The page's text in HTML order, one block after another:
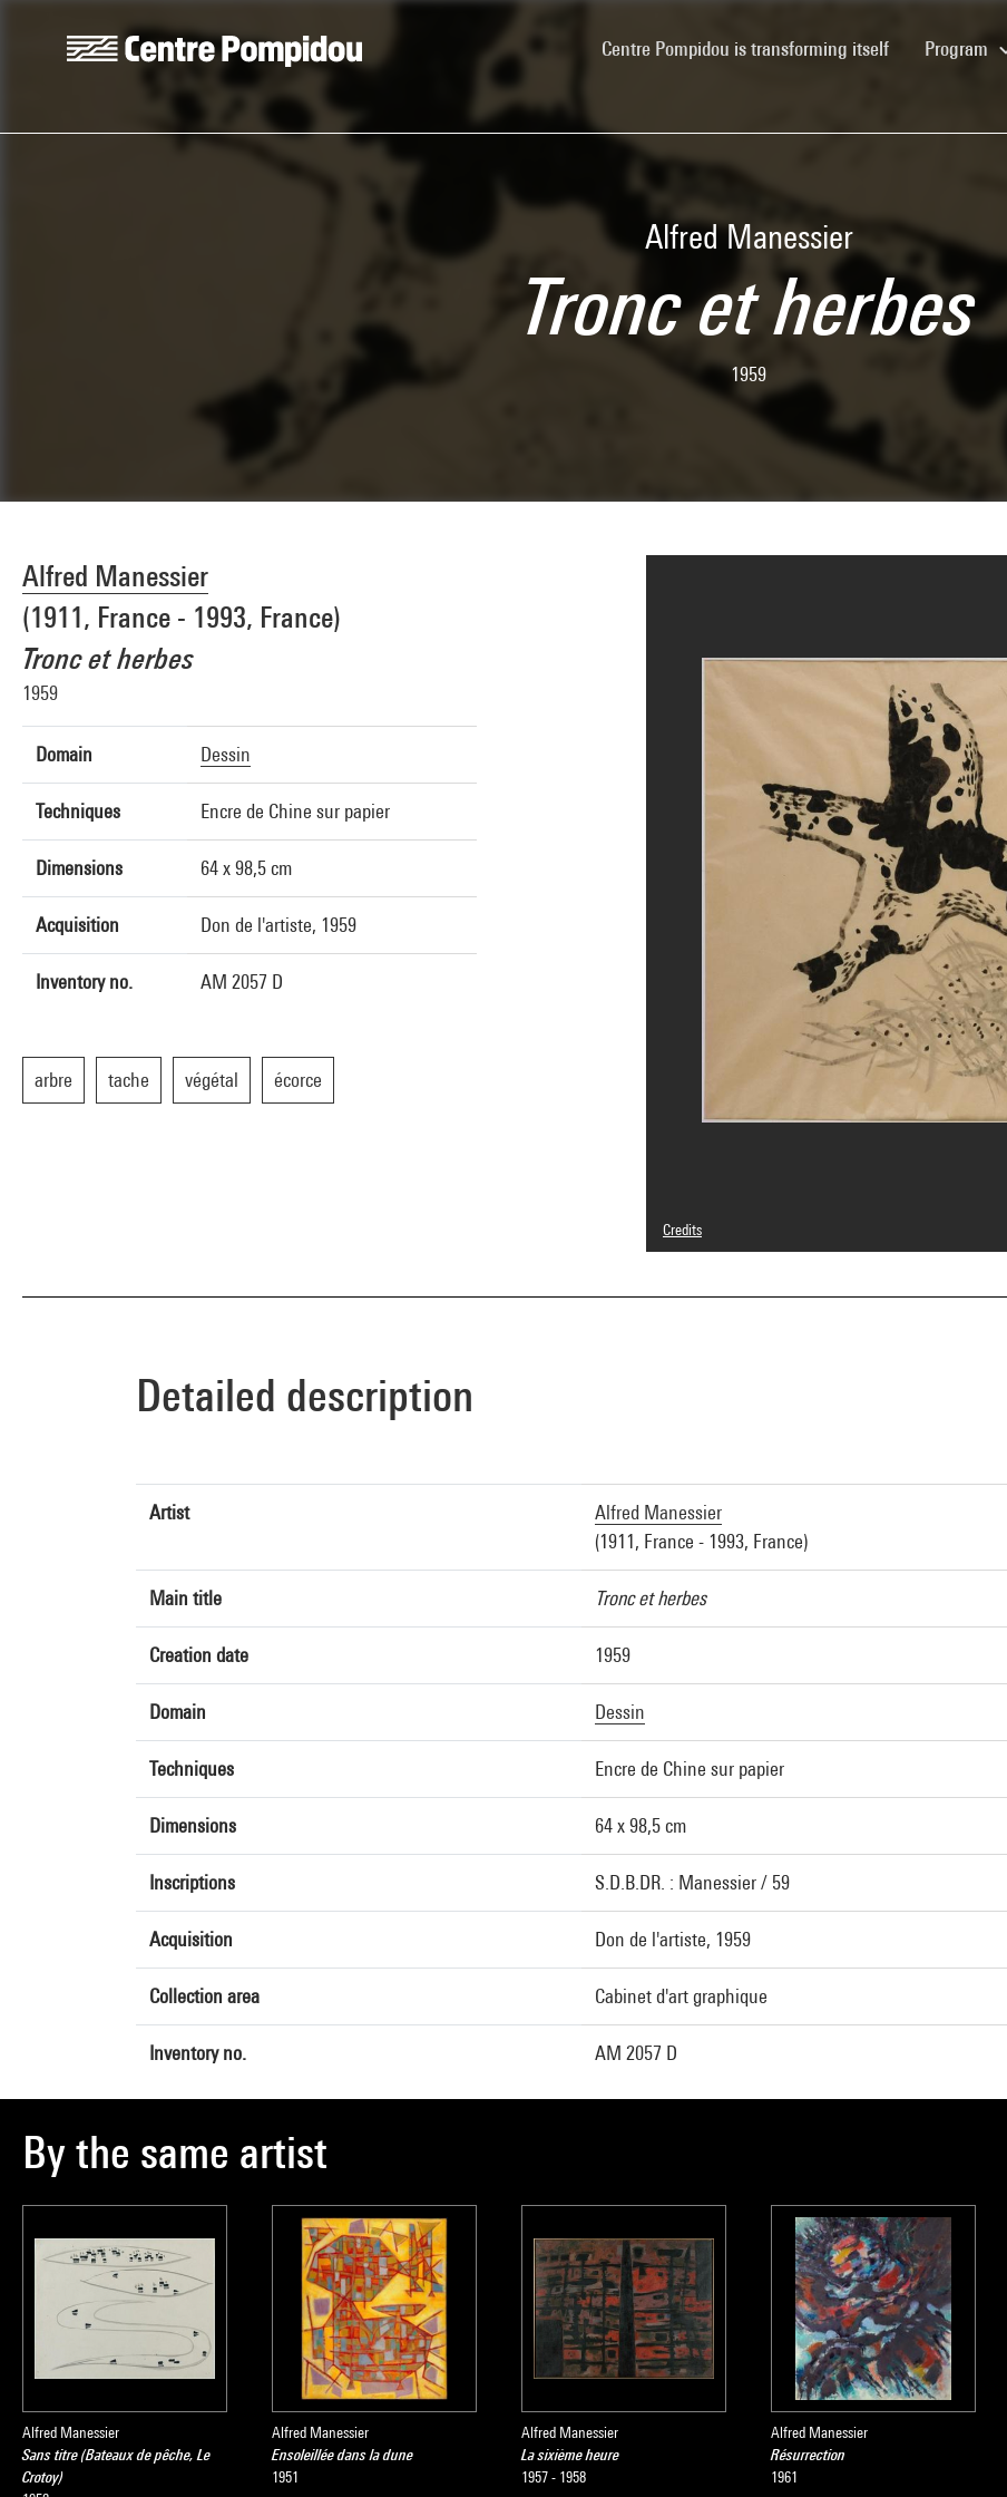
Centre Pompidou is transforming itself(current)Program
Alfred Manessier
Tronc et herbes
1959
Alfred Manessier
(1911, France - 1993, France)
Tronc et herbes
1959
Domain Dessin
Techniques Encre de Chine sur papier
Dimensions 64 x 98,5 cm
Acquisition Don de l'artiste, 1959
Inventory no. AM 2057 D
arbre tache végétal écorce
Credits
© Adagp, Paris
Image reference : 4R12527 [1998 CX 0127]
Detailed description
Artist
Alfred Manessier
(1911, France - 1993, France)
Main title Tronc et herbes
Creation date 1959
Domain Dessin
Techniques Encre de Chine sur papier
Dimensions 64 x 98,5 cm
Inscriptions S.D.B.DR. : Manessier / 59
Acquisition Don de l'artiste, 1959
Collection area Cabinet d'art graphique
Inventory no. AM 2057 D
By the same artist
Alfred Manessier
Sans titre (Bateaux de pêche, Le
Crotoy)
Alfred Manessier
Ensoleillée dans la dune
1951
Alfred Manessier
La sixième heure
1957 - 1958
Alfred Manessier
Résurrection
1961